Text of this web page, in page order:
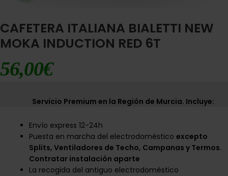
CAFETERA ITALIANA BIALETTI NEW
MOKA INDUCTION RED 6T
56,00€
Servicio Premium en la Región de Murcia. Incluye:
Envío express 12-24h
Puesta en marcha del electrodomésticoexcepto
Splits, Ventiladores de Techo, Campanas y Termos.
Contratar instalación aparte
La recogida del antiguo electrodoméstico